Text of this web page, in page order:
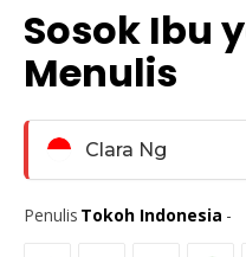
Sosok Ibu
Menulis
Clara Ng
Penulis Tokoh Indonesia -